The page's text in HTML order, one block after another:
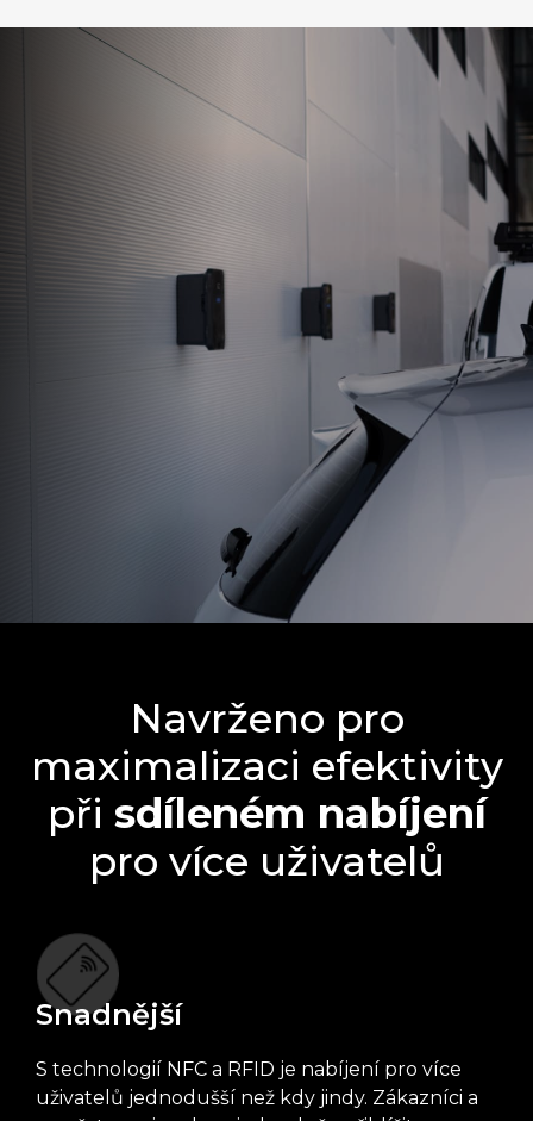
Navrženo pro
maximalizaci efektivity
při sdíleném nabíjení
pro více uživatelů
Snadnější
S technologií NFC a RFID je nabíjení pro více
uživatelů jednodušší než kdy jindy. Zákazníci a